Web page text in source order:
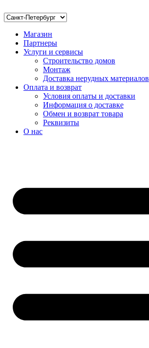
Магазин
Партнеры
Услуги и сервисы
Строительство домов
Монтаж
Доставка нерудных материалов
Оплата и возврат
Условия оплаты и доставки
Информация о доставке
Обмен и возврат товара
Реквизиты
О нас